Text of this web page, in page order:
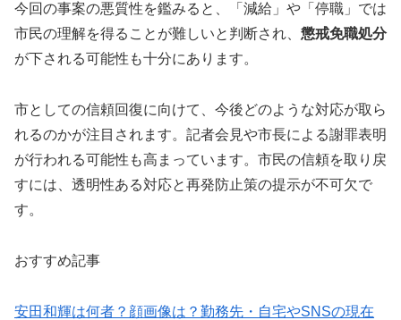
今回の事案の悪質性を鑑みると、「減給」や「停職」では
市民の理解を得ることが難しいと判断され、 懲戒免職処分
が下される可能性も十分にあります。
市としての信頼回復に向けて、今後どのような対応が取ら
れるのかが注目されます。記者会見や市長による謝罪表明
が行われる可能性も高まっています。市民の信頼を取り戻
すには、透明性ある対応と再発防止策の提示が不可欠で
す。
おすすめ記事
安田和輝は何者？顔画像は？勤務先・自宅やSNSの現在